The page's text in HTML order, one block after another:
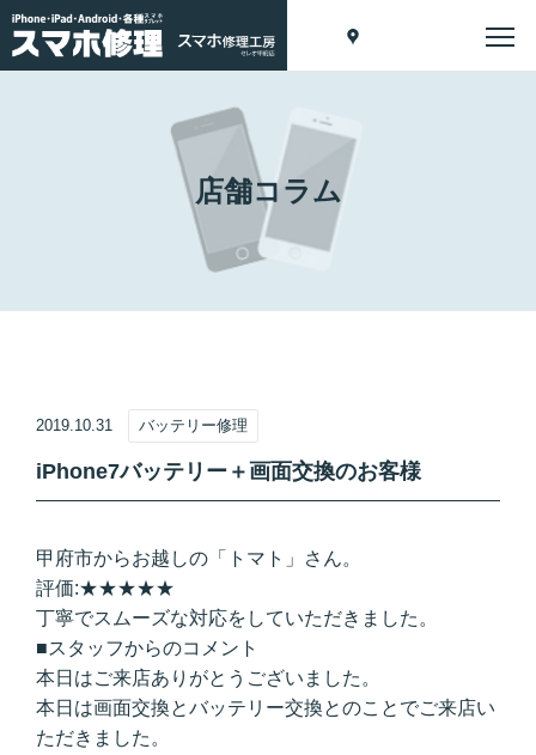
店舗コラム
2019.10.31 バッテリー修理
iPhone7バッテリー＋画面交換のお客様
甲府市からお越しの「トマト」さん。
評価:★★★★★
丁寧でスムーズな対応をしていただきました。
■スタッフからのコメント
本日はご来店ありがとうございました。
本日は画面交換とバッテリー交換とのことでご来店い
ただきました。